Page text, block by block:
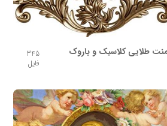
طلایی کلاسیک و باروک
345
فایل